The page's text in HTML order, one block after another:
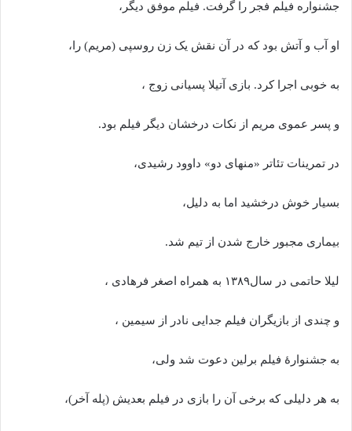
جشنواره فیلم فجر را گرفت. فیلم موفق دیگر،
او آب و آتش بود که در آن نقش یک زن روسپی (مریم) را،
به خوبی اجرا کرد. بازی آتیلا پسیانی زوج ،
و پسر عموی مریم از نکات درخشان دیگر فیلم بود.
در تمرینات تئاتر «منهای دو» داوود رشیدی،
بسیار خوش درخشید اما به دلیل،
بیماری مجبور خارج شدن از تیم شد.
لیلا حاتمی در سال۱۳۸۹ به همراه اصغر فرهادی ،
و چندی از بازیگران فیلم جدایی نادر از سیمین ،
به جشنوارهٔ فیلم برلین دعوت شد ولی،
به هر دلیلی که برخی آن را بازی در فیلم بعدیش (پله آخر)،